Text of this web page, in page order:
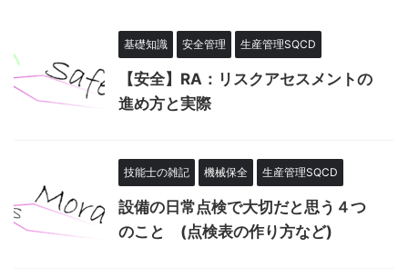
基礎知識 安全管理 生産管理SQCD
【安全】RA：リスクアセスメントの
進め方と実際
技能士の雑記 機械保全 生産管理SQCD
設備の日常点検で大切だと思う４つ
のこと (点検表の作り方など)